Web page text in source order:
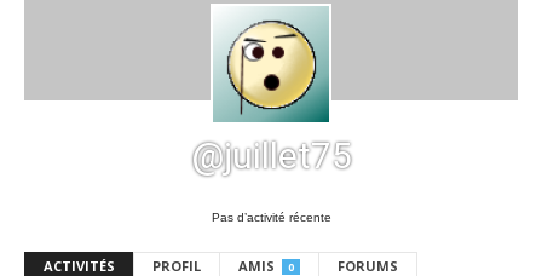
@juillet75
Pas d’activité récente
ACTIVITÉS PROFIL AMIS 0 FORUMS